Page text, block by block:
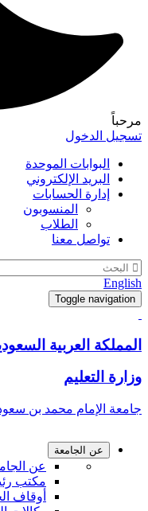
مرحباً
تسجيل الدخول
البوابات الموحدة
البريد الإلكتروني
إدارة الحسابات
المنسوبون
الطلاب
تواصل معنا
English
Toggle navigation
المملكة العربية
وزارة التعليم
جامعة الإمام محمد بن سعود
عن الجامعة
عن
مكتب
أوقاف